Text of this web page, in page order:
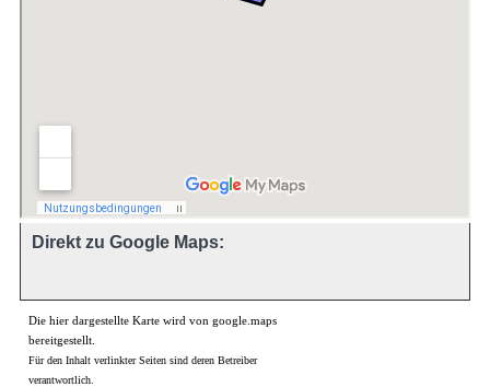
Direkt zu Google Maps:
Die hier dargestellte Karte wird von google.maps
bereitgestellt.
Für den Inhalt verlinkter Seiten sind deren Betreiber
verantwortlich.